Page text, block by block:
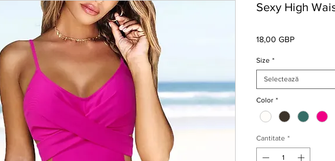
Sexy High
18,00 GBPPreț
Size *
Selectează
Color *
Cantitate *